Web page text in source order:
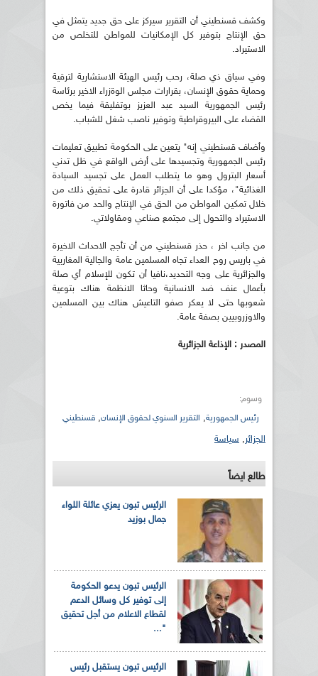
وكشف قسنطيني أن التقرير سيركز على حق جديد يتمثل في
حق الإنتاج بتوفير كل الإمكانيات للمواطن للتخلص من
الاستيراد.
وفي سياق ذي صلة، رحب رئيس الهيئة الاستشارية لترقية
وحماية حقوق الإنسان، بقرارات مجلس الوةزراء الاخير برئاسة
رئيس الجمهورية السيد عبد العزيز بوتفليقة فيما يخص
القضاء على البيروقراطية وتوفير ناصب شغل للشباب.
وأضاف قسنطيني إنه" يتعين على الحكومة تطبيق تعليمات
رئيس الجمهورية وتجسيدها على أرض الواقع في ظل تدني
أسعار البترول وهو ما يتطلب العمل على تجسيد السيادة
الغذائية"، مؤكدا على أن الجزائر قادرة على تحقيق ذلك من
خلال تمكين المواطن من الحق في الإنتاج والحد من فاتورة
الاستيراد والتحول إلى مجتمع صناعي ومقاولاتي.
من جانب اخر ، حذر قسنطيني من أن تأجج الاحداث الاخيرة
في باريس روح العداء تجاه المسلمين عامة والجالية المغاربية
والجزائرية على وجه التحديد،نافيا أن تكون للإسلام أي صلة
بأعمال عنف ضد الانسانية وحاثا الانظمة هناك بتوعية
شعوبها حتى لا يعكر صفو التاعيش هناك بين المسلمين
والاوزروبيين بصفة عامة.
المصدر : الإذاعة الجزائرية
وسوم:
رئيس الجمهورية, التقرير السنوي لحقوق الإنسان, قسنطيني
الجزائر, سياسة
طالع ايضاً
الرئيس تبون يعزي عائلة اللواء
جمال بوزيد
الرئيس تبون يدعو الحكومة
إلى توفير كل وسائل الدعم
لقطاع الاعلام من أجل تحقيق
"...
الرئيس تبون يستقبل رئيس